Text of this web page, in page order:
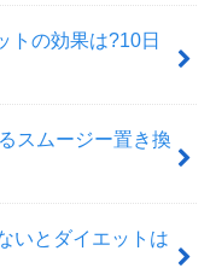
トの効果は?10日
スムージー置き換
いとダイエットは